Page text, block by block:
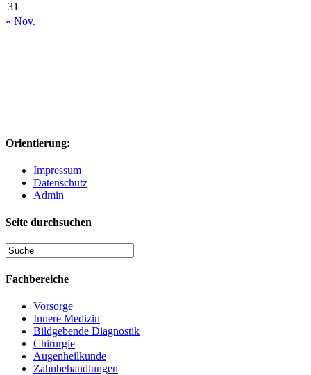
31
« Nov.
Orientierung:
Impressum
Datenschutz
Admin
Seite durchsuchen
Fachbereiche
Vorsorge
Innere Medizin
Bildgebende Diagnostik
Chirurgie
Augenheilkunde
Zahnbehandlungen